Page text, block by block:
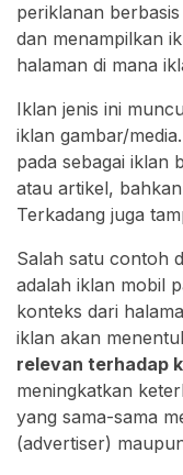
periklanan
dan menampilkan
halaman di mana
Iklan jenis ini
iklan gambar/
pada sebagai iklan
atau artikel,
Terkadang juga
Salah satu contoh
adalah iklan mobil
konteks dari
iklan akan
relevan terhadap
meningkatkan
yang sama-sama
(advertiser)